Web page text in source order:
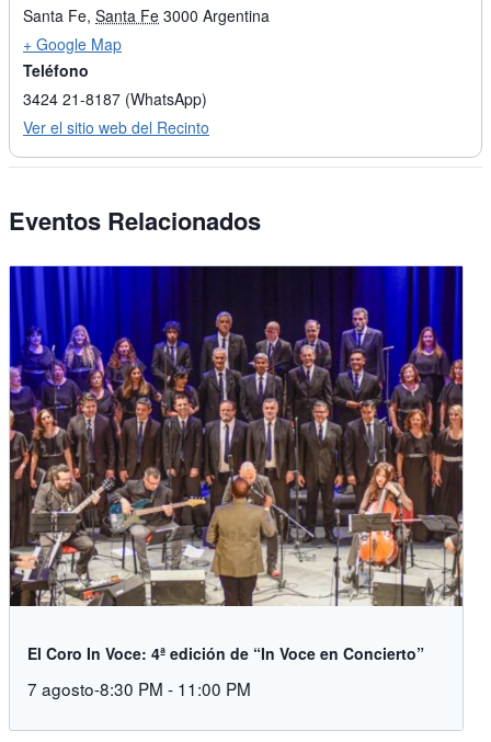
Santa Fe, Santa Fe 3000 Argentina
+ Google Map
Teléfono
3424 21-8187 (WhatsApp)
Ver el sitio web del Recinto
Eventos Relacionados
El Coro In Voce: 4ª edición de “In Voce en Concierto”
7 agosto-8:30 PM - 11:00 PM